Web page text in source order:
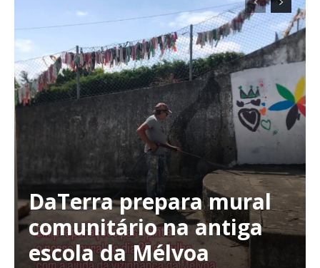
DaTerra prepara mural
comunitário na antiga
escola da Mélvoa